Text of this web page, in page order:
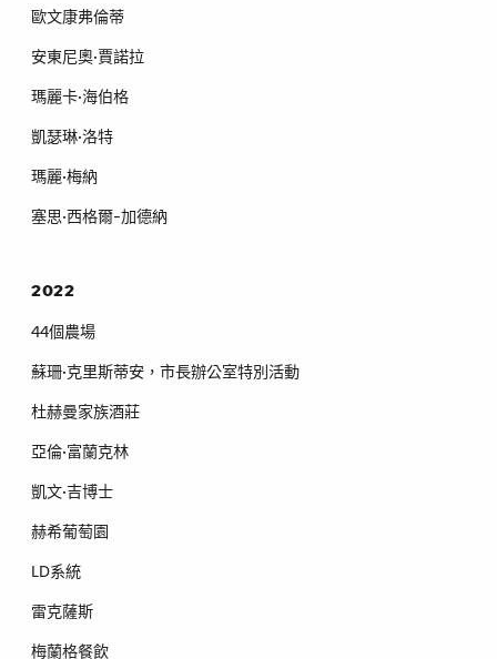
歐文康弗倫蒂
安東尼奧·賈諾拉
瑪麗卡·海伯格
凱瑟琳·洛特
瑪麗·梅納
塞思·西格爾-加德納
2022
44個農場
蘇珊·克里斯蒂安，市長辦公室特別活動
杜赫曼家族酒莊
亞倫·富蘭克林
凱文·吉博士
赫希葡萄園
LD系統
雷克薩斯
梅蘭格餐飲